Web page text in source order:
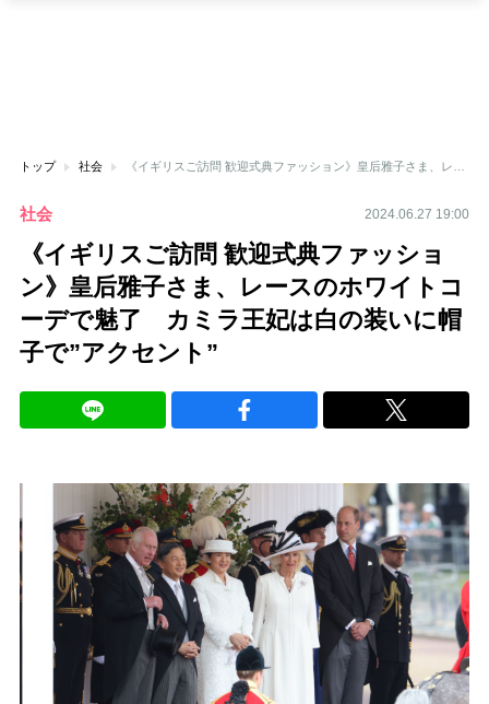
トップ 社会
社会 2024.06.27 19:00
《イギリスご訪問 歓迎式典ファッショ
ン》皇后雅子さま、レースのホワイトコ
ーデで魅了 カミラ王妃は白の装いに帽
子で”アクセント”